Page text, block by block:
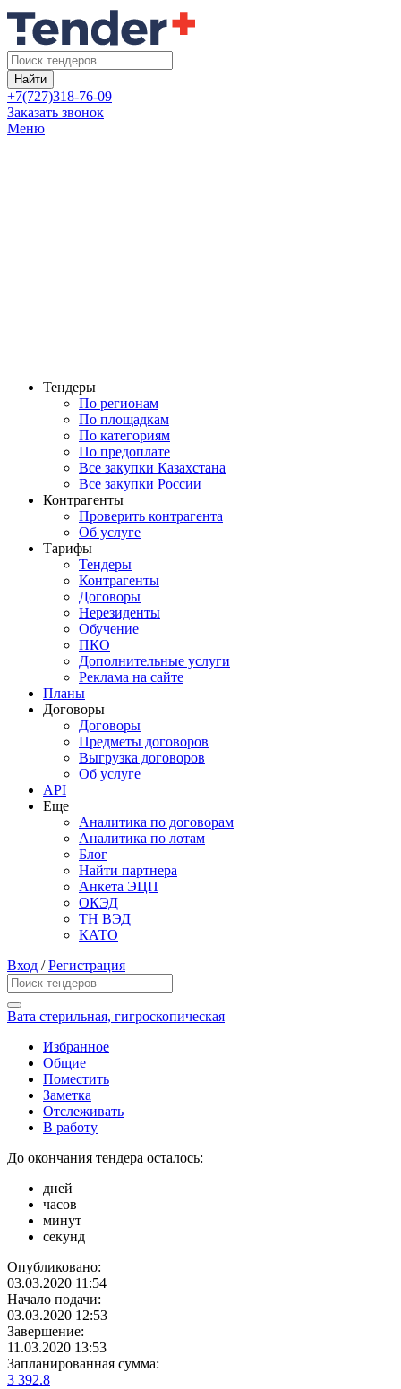
Найти
+7(727)318-76-09
Заказать звонок
Меню
Тендеры
По регионам
По площадкам
По категориям
По предоплате
Все закупки Казахстана
Все закупки России
Контрагенты
Проверить контрагента
Об услуге
Тарифы
Тендеры
Контрагенты
Договоры
Нерезиденты
Обучение
ПКО
Дополнительные услуги
Реклама на сайте
Планы
Договоры
Договоры
Предметы договоров
Выгрузка договоров
Об услуге
API
Еще
Аналитика по договорам
Аналитика по лотам
Блог
Найти партнера
Анкета ЭЦП
ОКЭД
ТН ВЭД
КАТО
Вход /Регистрация
Вата стерильная, гигроскопическая
Избранное
Общие
Поместить
Заметка
Отслеживать
В работу
До окончания тендера осталось:
дней
часов
минут
секунд
Опубликовано:
03.03.2020 11:54
Начало подачи:
03.03.2020 12:53
Завершение:
11.03.2020 13:53
Запланированная сумма:
3 392.8